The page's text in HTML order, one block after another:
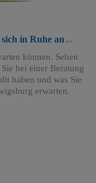
in Ruhe an
können. Sehen
bei einer Beratung
haben und was Sie
erwarten.